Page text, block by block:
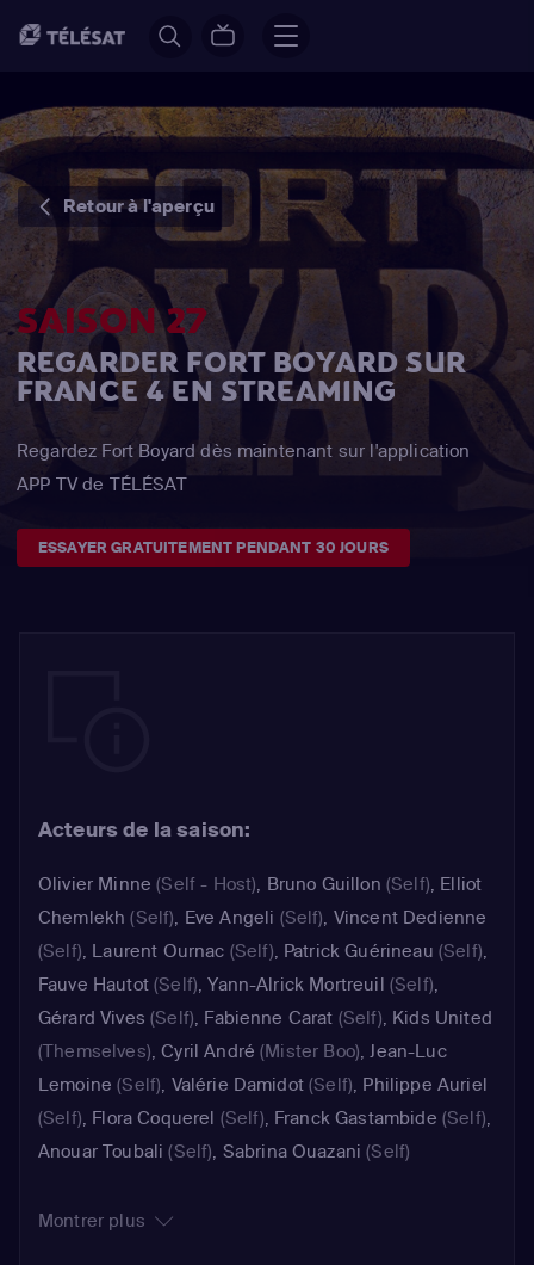
Retour à l'aperçu
SAISON 27
REGARDER FORT BOYARD SUR
FRANCE 4 EN STREAMING
Regardez Fort Boyard dès maintenant sur l'application
APP TV de TÉLÉSAT
ESSAYER GRATUITEMENT PENDANT 30 JOURS
Acteurs de la saison:
Olivier Minne (Self - Host), Bruno Guillon (Self), Elliot
Chemlekh (Self), Eve Angeli (Self), Vincent Dedienne
(Self), Laurent Ournac (Self), Patrick Guérineau (Self),
Fauve Hautot(Self),Yann-Alrick Mortreuil (Self),
Gérard Vives (Self), Fabienne Carat (Self), Kids United
(Themselves),Cyril André (Mister Boo),Jean-Luc
Lemoine (Self), Valérie Damidot(Self), Philippe Auriel
(Self), Flora Coquerel (Self), Franck Gastambide (Self),
Anouar Toubali (Self), Sabrina Ouazani (Self)
Montrer plus